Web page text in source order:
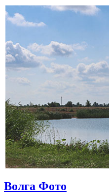
Волга Фото